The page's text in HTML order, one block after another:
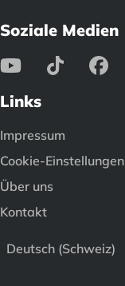
Soziale Medien
Links
Impressum
Cookie-Einstellungen
Über uns
Kontakt
Deutsch (Schweiz)